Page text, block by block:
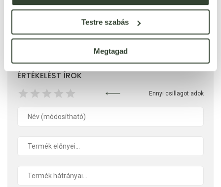
Testre szabás
Megtagad
Ezt a terméket még senki nem értékelte. Legyél Te az
első!
ÉRTÉKELÉST ÍROK
Ennyi csillagot adok